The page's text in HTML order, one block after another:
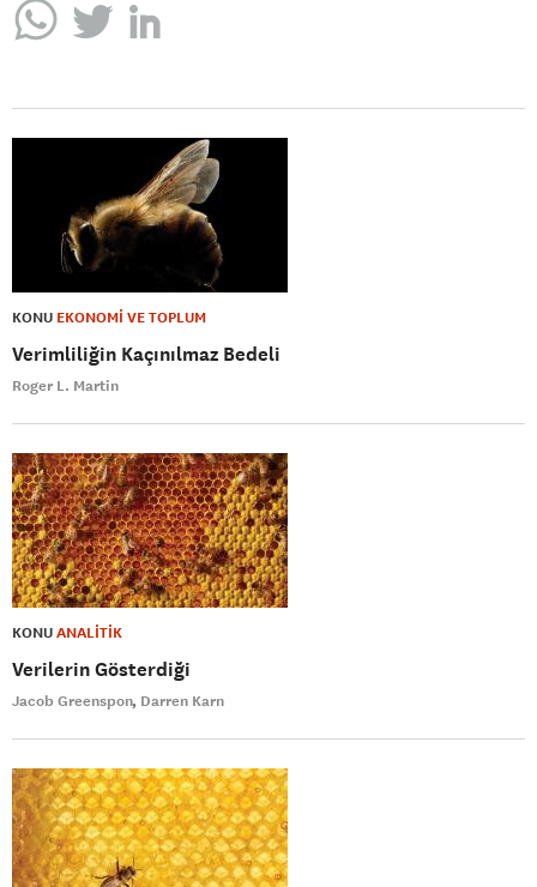
KONU EKONOMİ VE TOPLUM
Verimliliğin Kaçınılmaz Bedeli
Roger L. Martin
KONUANALİTİK
Verilerin Gösterdiği
Jacob Greenspon Darren Karn